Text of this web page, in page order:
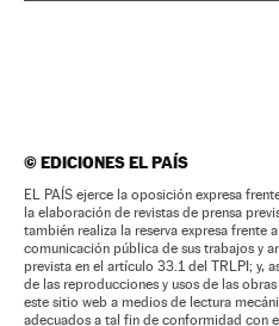
©EDICIONES EL PAÍS
EL PAÍS ejerce la oposición expresa
la elaboración de revistas de prensa
también realiza la reserva expresa frente
comunicación pública de sus trabajos y
prevista en el artículo 33.1 del TRLPI; y,
de las reproducciones y usos de las
este sitio web a medios de lectura
adecuados a tal fin de conformidad con